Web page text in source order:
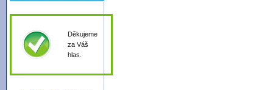
Děkujeme
za Váš
hlas.